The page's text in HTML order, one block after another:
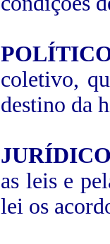
coletivo,
destino da
as leis e
lei os